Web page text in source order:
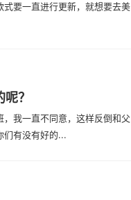
要一直进行更新，就想要去美
？
我一直不同意，这样反倒和父
们有没有好的...